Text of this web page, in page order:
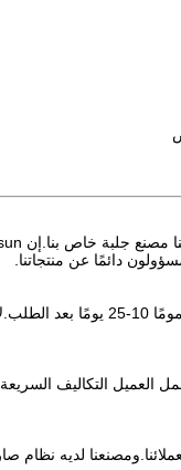
دائمًا عن منتجاتنا.
ج: هذا يعتمد على
العميل التكاليف
لديه نظام